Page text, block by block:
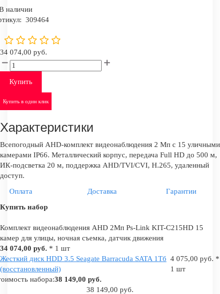
наличии
309464
34 074,00 руб.
Купить
Купить в один клик
Характеристики
Всепогодный AHD-комплект видеонаблюдения 2 Мп с 15 уличными
камерами IP66. Металлический корпус, передача Full HD до 500 м,
ИК-подсветка 20 м, поддержка AHD/TVI/CVI, H.265, удаленный
доступ.
Оплата
Доставка
Гарантии
Купить набор
Комплект видеонаблюдения AHD 2Мп Ps-Link KIT-C215HD 15
камер для улицы, ночная съемка, датчик движения
34 074,00 руб. * 1 шт
Жесткий диск HDD 3.5 Seagate Barracuda SATA 1Tб
(восстановленный)
4 075,00 руб. *
1 шт
набора:38 149,00 руб.
38 149,00 руб.